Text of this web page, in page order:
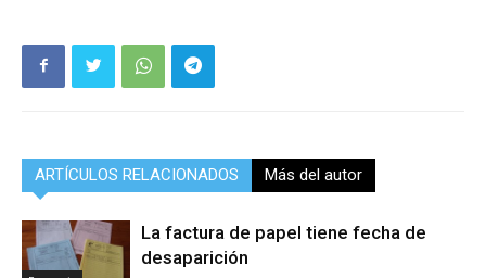
ARTÍCULOS RELACIONADOS Más del autor
La factura de papel tiene fecha de
desaparición